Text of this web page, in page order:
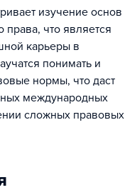
изучение основ
что является
карьеры в
понимать и
нормы, что даст
международных
сложных правовых